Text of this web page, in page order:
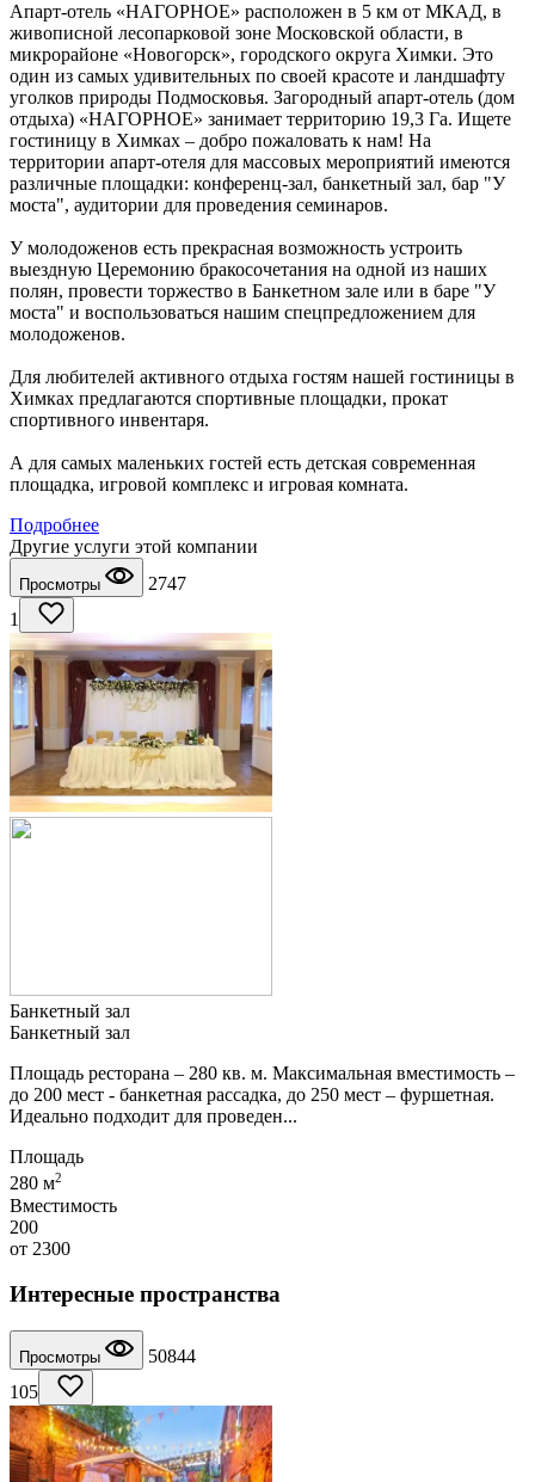
Апарт-отель «НАГОРНОЕ» расположен в 5 км от МКАД, в
живописной лесопарковой зоне Московской области, в
микрорайоне «Новогорск», городского округа Химки. Это
один из самых удивительных по своей красоте и ландшафту
уголков природы Подмосковья. Загородный апарт-отель (дом
отдыха) «НАГОРНОЕ» занимает территорию 19,3 Га. Ищете
гостиницу в Химках – добро пожаловать к нам! На
территории апарт-отеля для массовых мероприятий имеются
различные площадки: конференц-зал, банкетный зал, бар "У
моста", аудитории для проведения семинаров.
У молодоженов есть прекрасная возможность устроить
выездную Церемонию бракосочетания на одной из наших
полян, провести торжество в Банкетном зале или в баре "У
моста" и воспользоваться нашим спецпредложением для
молодоженов.
Для любителей активного отдыха гостям нашей гостиницы в
Химках предлагаются спортивные площадки, прокат
спортивного инвентаря.
А для самых маленьких гостей есть детская современная
площадка, игровой комплекс и игровая комната.
Подробнее
Другие услуги этой компании
Просмотры
2747
1
Банкетный зал
Банкетный зал
Площадь ресторана – 280 кв. м. Максимальная вместимость –
до 200 мест - банкетная рассадка, до 250 мест – фуршетная.
Идеально подходит для проведен...
Площадь
280 м2
Вместимость
200
от 2300
Интересные пространства
Просмотры
50844
105